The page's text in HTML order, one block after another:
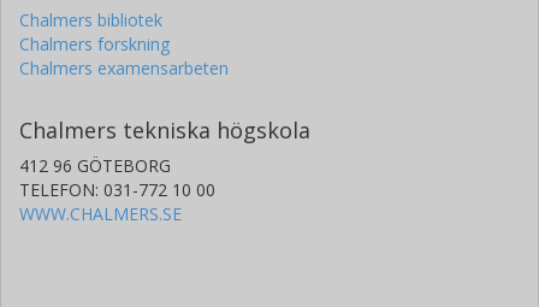
Chalmers bibliotek
Chalmers forskning
Chalmers examensarbeten
Chalmers tekniska högskola
412 96 GÖTEBORG
TELEFON: 031-772 10 00
WWW.CHALMERS.SE